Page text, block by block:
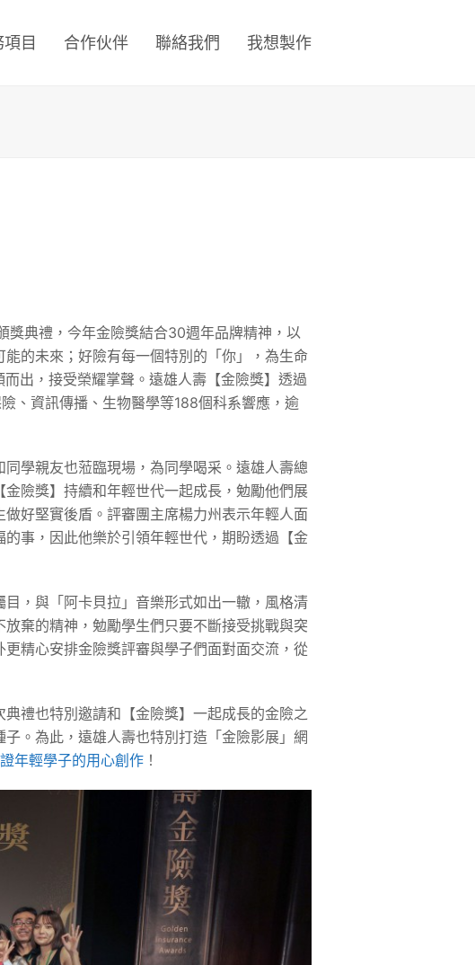
目 合作伙伴 聯絡我們 我想製作
典禮，今年金險獎結合30週年品牌精神，以
的未來；好險有每一個特別的「你」，為生命
出，接受榮耀掌聲。遠雄人壽【金險獎】透過
、資訊傳播、生物醫學等188個科系響應，逾
學親友也蒞臨現場，為同學喝采。遠雄人壽總
險獎】持續和年輕世代一起成長，勉勵他們展
好堅實後盾。評審團主席楊力州表示年輕人面
事，因此他樂於引領年輕世代，期盼透過【金
，與「阿卡貝拉」音樂形式如出一轍，風格清
棄的精神，勉勵學生們只要不斷接受挑戰與突
精心安排金險獎評審與學子們面對面交流，從
禮也特別邀請和【金險獎】一起成長的金險之
。為此，遠雄人壽也特別打造「金險影展」網
年輕學子的用心創作 ！